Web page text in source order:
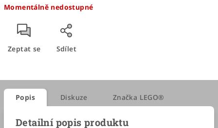
cena:
Momentálně nedostupné
Zeptat se Sdílet
Popis Diskuze Značka LEGO®
Detailní popis produktu